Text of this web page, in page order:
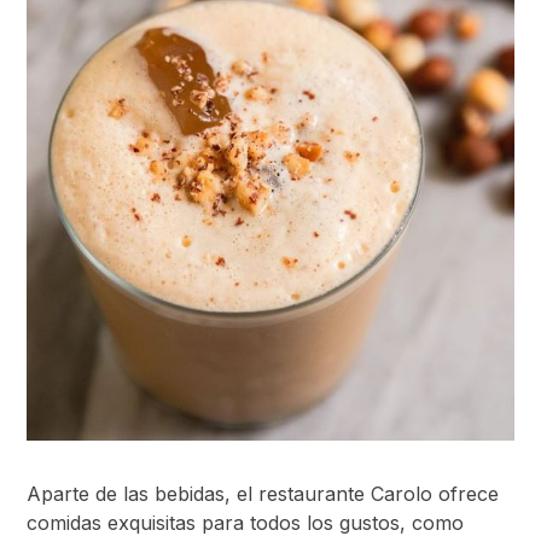
Aparte de las bebidas, el restaurante Carolo ofrece
comidas exquisitas para todos los gustos, como